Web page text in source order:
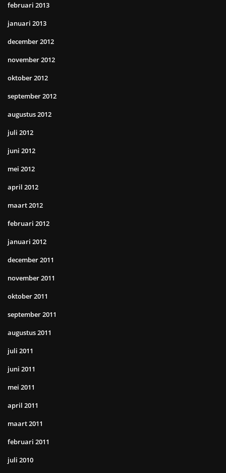
februari 2013
januari 2013
december 2012
november 2012
oktober 2012
september 2012
augustus 2012
juli 2012
juni 2012
mei 2012
april 2012
maart 2012
februari 2012
januari 2012
december 2011
november 2011
oktober 2011
september 2011
augustus 2011
juli 2011
juni 2011
mei 2011
april 2011
maart 2011
februari 2011
juli 2010